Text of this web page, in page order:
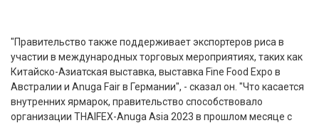
"Правительство также поддерживает экспортеров риса в
участии в международных торговых мероприятиях, таких как
Китайско-Азиатская выставка, выставка Fine Food Expo в
Австралии и Anuga Fair в Германии", - сказал он. "Что касается
внутренних ярмарок, правительство способствовало
организации THAIFEX-Anuga Asia 2023 в прошлом месяце с